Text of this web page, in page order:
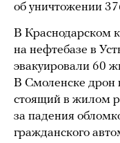
об уничтожении
В Краснодарском
на нефтебазе в
эвакуировали 60
В Смоленске дрон
стоящий в жилом
за падения
гражданского